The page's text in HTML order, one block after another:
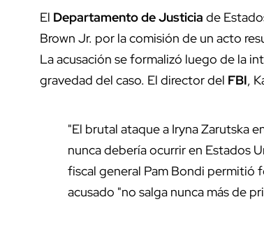
El Departamento de Justicia de
Brown Jr. por la comisión de un acto
La acusación se formalizó luego de la
gravedad del caso. El director del FBI,
"El brutal ataque a Iryna Zarutska
nunca debería ocurrir en Estados
fiscal general Pam Bondi permitió
acusado "no salga nunca más de